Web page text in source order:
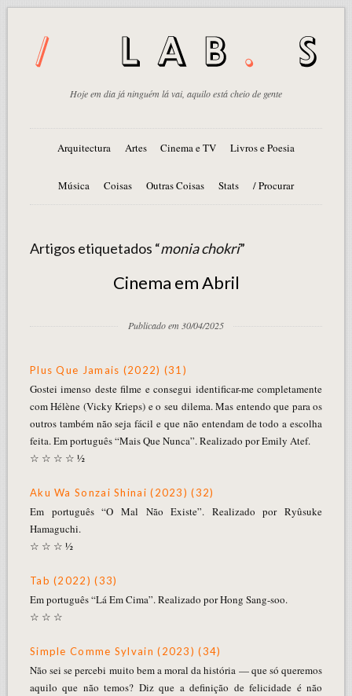
Hoje em dia já ninguém lá vai, aquilo está cheio de gente
Arquitectura Artes Cinema e TV Livros e Poesia
Música Coisas Outras Coisas Stats / Procurar
Artigos etiquetados “monia chokri”
Cinema em Abril
Publicado em 30/04/2025
Plus Que Jamais (2022) (31)
Gostei imenso deste filme e consegui identificar-me completamente
com Hélène (Vicky Krieps) e o seu dilema. Mas entendo que para os
outros também não seja fácil e que não entendam de todo a escolha
feita. Em português “Mais Que Nunca”. Realizado por Emily Atef.
☆ ☆ ☆ ☆ ½
Aku Wa Sonzai Shinai (2023) (32)
Em português “O Mal Não Existe”. Realizado por Ryûsuke
Hamaguchi.
☆ ☆ ☆ ½
Tab (2022) (33)
Em português “Lá Em Cima”. Realizado por Hong Sang-soo.
☆ ☆ ☆
Simple Comme Sylvain (2023) (34)
Não sei se percebi muito bem a moral da história — que só queremos
aquilo que não temos? Diz que a definição de felicidade é não